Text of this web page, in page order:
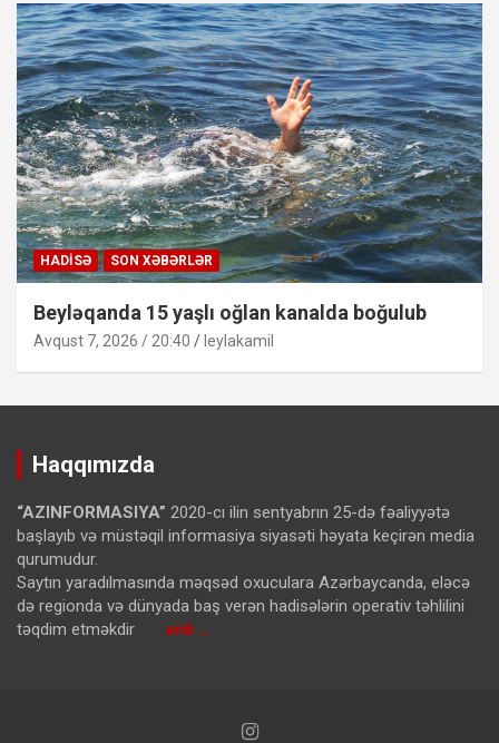
HADISƏ SON XƏBƏRLƏR
Beyləqanda 15 yaşlı oğlan kanalda boğulub
Avqust 7, 2026 / 20:40 leylakamil
Haqqımızda
“AZINFORMASIYA” 2020-cı ilin sentyabrın 25-də fəaliyyətə
başlayıb və müstəqil informasiya siyasəti həyata keçirən media
qurumudur.
Saytın yaradılmasında məqsəd oxuculara Azərbaycanda, eləcə
də regionda və dünyada baş verən hadisələrin operativ təhlilini
təqdim etməkdir ardı …